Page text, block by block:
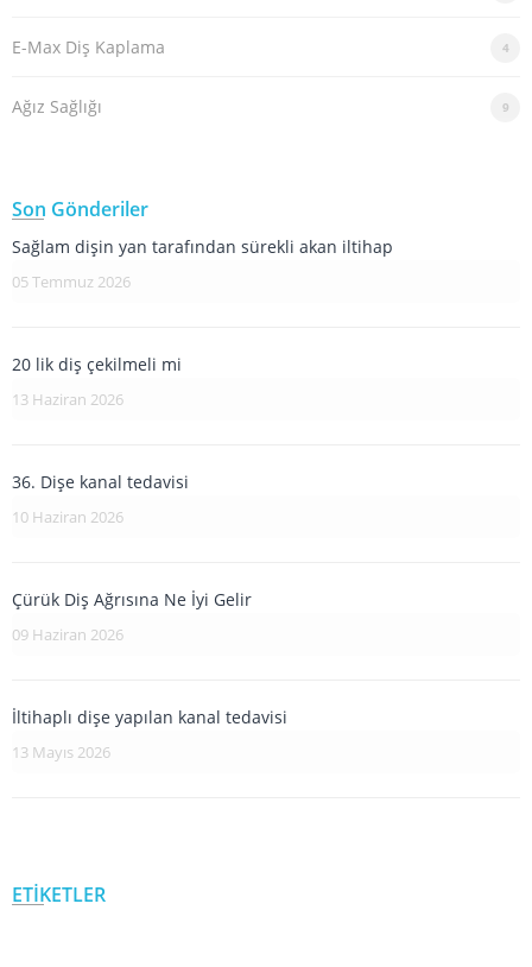
E-Max Diş Kaplama 4
Ağız Sağlığı 9
Son Gönderiler
Sağlam dişin yan tarafından sürekli akan iltihap
05 Temmuz 2026
20 lik diş çekilmeli mi
13 Haziran 2026
36. Dişe kanal tedavisi
10 Haziran 2026
Çürük Diş Ağrısına Ne İyi Gelir
09 Haziran 2026
İltihaplı dişe yapılan kanal tedavisi
13 Mayıs 2026
ETİKETLER